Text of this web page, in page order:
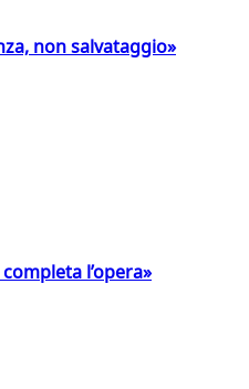
non salvataggio»
l’opera»